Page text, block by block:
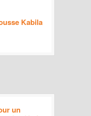
Kabila
un